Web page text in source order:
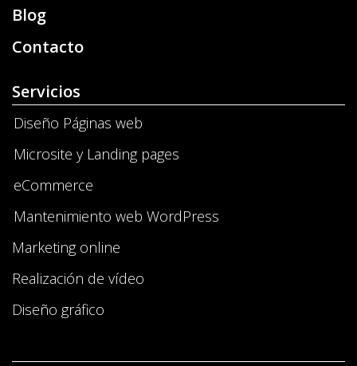
Blog
Contacto
Servicios
Diseño Páginas web
Microsite y Landing pages
eCommerce
Mantenimiento web WordPress
Marketing online
Realización de vídeo
Diseño gráfico